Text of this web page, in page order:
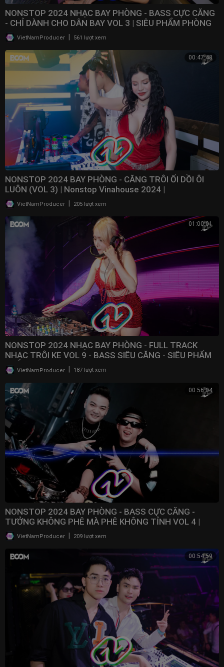
NONSTOP 2024 NHẠC BAY PHÒNG - BASS CỰC CĂNG
- CHỈ DÀNH CHO DÂN BAY VOL 3 | SIÊU PHẨM PHÒNG
BAY 2024
VietNamProducer 561 lượt xem
00:47:48
NONSTOP 2024 BAY PHÒNG - CĂNG TRÔI ỐI DỒI ÔI
LUÔN (VOL 3) | Nonstop Vinahouse 2024 | ​
⁠@NONSTOPVNDJ
VietNamProducer 205 lượt xem
01:00:01
NONSTOP 2024 NHẠC BAY PHÒNG - FULL TRACK
NHẠC TRÔI KE VOL 9 - BASS SIÊU CĂNG - SIÊU PHẨM
PHÒNG BAY
VietNamProducer 187 lượt xem
00:56:04
NONSTOP 2024 BAY PHÒNG - BASS CỰC CĂNG -
TƯỞNG KHÔNG PHÊ MÀ PHÊ KHÔNG TỈNH VOL 4 |
NONSTOP VN
VietNamProducer 209 lượt xem
00:54:59